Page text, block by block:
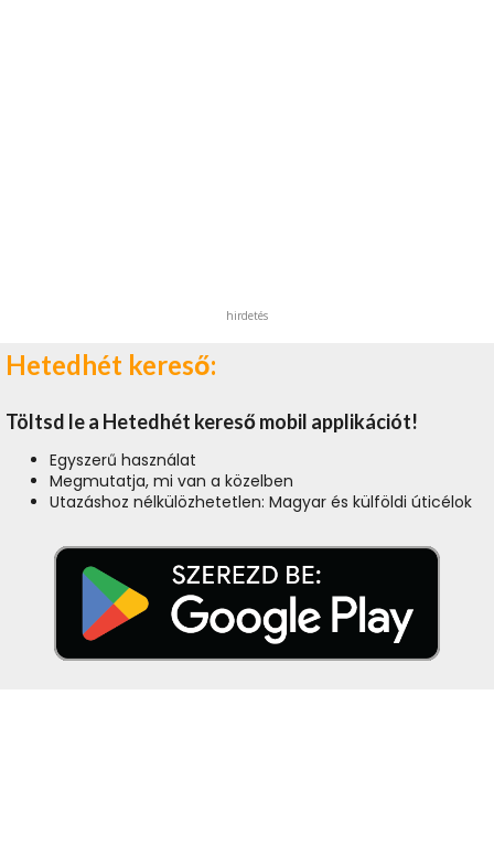
hirdetés
Hetedhét kereső:
Töltsd le a Hetedhét kereső mobil applikációt!
Egyszerű használat
Megmutatja, mi van a közelben
Utazáshoz nélkülözhetetlen: Magyar és külföldi úticélok